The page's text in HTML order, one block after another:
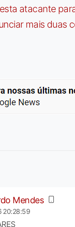
atacante
mais duas
Mendes
20:28:59